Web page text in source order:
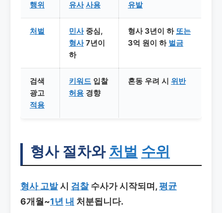
행위
유사 사용
유발
처벌 민사중심,
형사7년이
하
형사 3년이 하 또는
3억 원이 하 벌금
검색
광고
적용
키워드 입찰
허용 경향
혼동 우려 시 위반
형사 절차와 처벌 수위
형사 고발시 검찰수사가 시작되며,평균
6개월~1년 내 처분됩니다.